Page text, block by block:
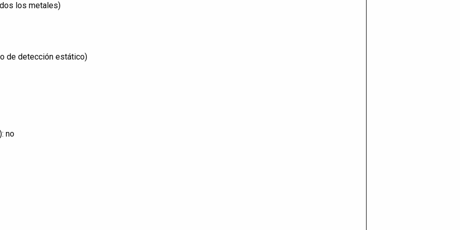
los metales)
de detección estático)
no